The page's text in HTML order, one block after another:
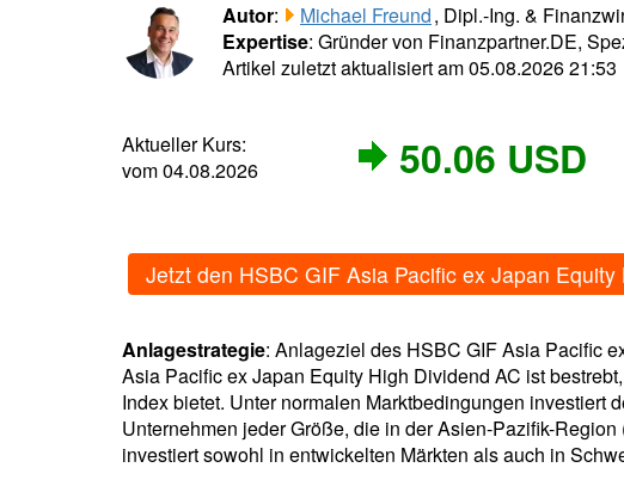
Autor: Michael Freund, Dipl.-Ing. &
Expertise: Gründer von Finanzpartner.DE,
Artikel zuletzt aktualisiert am 05.08.2026 21:53
Aktueller Kurs:
vom 04.08.2026
50.06 USD
Jetzt den HSBC GIF Asia Pacific ex Japan
Anlagestrategie: Anlageziel des HSBC GIF Asia Pacific
Asia Pacific ex Japan Equity High Dividend AC ist
Index bietet. Unter normalen Marktbedingungen investiert
Unternehmen jeder Größe, die in der Asien-Pazifik-
investiert sowohl in entwickelten Märkten als auch in